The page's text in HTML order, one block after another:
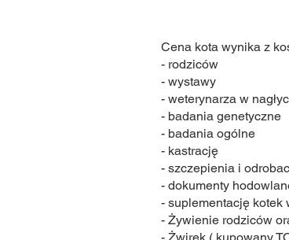
Cena kota wynika z
- rodziców
- wystawy
- weterynarza w
- badania genetyczne
- badania ogólne
- kastrację
- szczepienia i
- dokumenty
- suplementację kotek
- Żywienie rodziców